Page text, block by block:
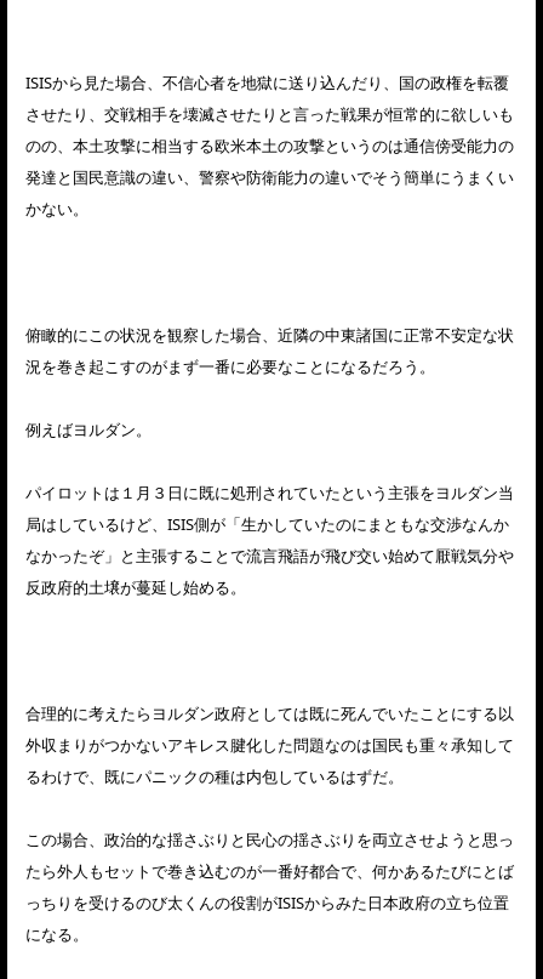
ISISから見た場合、不信心者を地獄に送り込んだり、国の政権を転覆
させたり、交戦相手を壊滅させたりと言った戦果が恒常的に欲しいも
のの、本土攻撃に相当する欧米本土の攻撃というのは通信傍受能力の
発達と国民意識の違い、警察や防衛能力の違いでそう簡単にうまくい
かない。
俯瞰的にこの状況を観察した場合、近隣の中東諸国に正常不安定な状
況を巻き起こすのがまず一番に必要なことになるだろう。
例えばヨルダン。
パイロットは１月３日に既に処刑されていたという主張をヨルダン当
局はしているけど、ISIS側が「生かしていたのにまともな交渉なんか
なかったぞ」と主張することで流言飛語が飛び交い始めて厭戦気分や
反政府的土壌が蔓延し始める。
合理的に考えたらヨルダン政府としては既に死んでいたことにする以
外収まりがつかないアキレス腱化した問題なのは国民も重々承知して
るわけで、既にパニックの種は内包しているはずだ。
この場合、政治的な揺さぶりと民心の揺さぶりを両立させようと思っ
たら外人もセットで巻き込むのが一番好都合で、何かあるたびにとば
っちりを受けるのび太くんの役割がISISからみた日本政府の立ち位置
になる。